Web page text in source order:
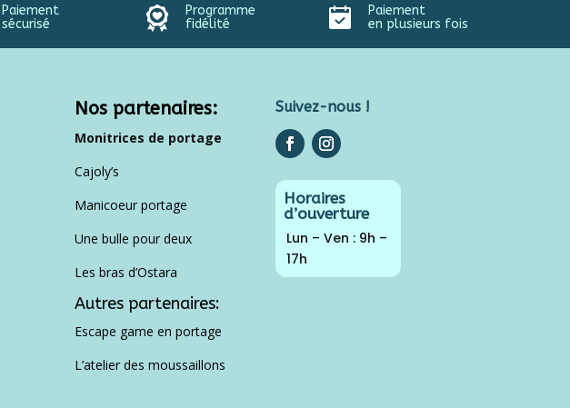
Paiement
sécurisé
Programme
fidélité
Paiement
en plusieurs fois
Nos partenaires:
Monitrices de portage
Cajoly’s
Manicoeur portage
Une bulle pour deux
Les bras d’Ostara
Autres partenaires:
Escape game en portage
L’atelier des moussaillons
Suivez-nous !
Horaires
d’ouverture
Lun – Ven : 9h –
17h